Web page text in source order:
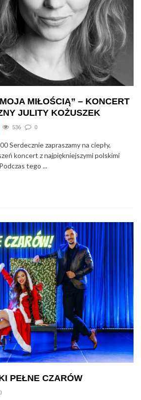
MIŁOŚCIĄ” – KONCERT
JULITY KOŻUSZEK
536 0
Serdecznie zapraszamy na ciepły,
koncert z najpiękniejszymi polskimi
tego ...
PEŁNE CZARÓW